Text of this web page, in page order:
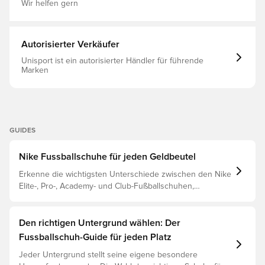
Komfort unter allen Bedingungen Konische Stollen
Mit einem klassischen adaptiven Schnürsystem Das ist
ein Fußballschuh mit FG-Stollen für den Einsatz auf
Naturrasenplätzen. Hinweis: Nike gibt an, dass die Farbe
der Außensohle bei Gebrauch verblassen kann.
Wir helfen gern
Autorisierter Verkäufer
Unisport ist ein autorisierter Händler für führende
Marken
GUIDES
Nike Fussballschuhe für jeden Geldbeutel
Erkenne die wichtigsten Unterschiede zwischen den Nike
Elite-, Pro-, Academy- und Club-Fußballschuhen,
Den richtigen Untergrund wählen: Der
Fussballschuh-Guide für jeden Platz
Jeder Untergrund stellt seine eigene besondere